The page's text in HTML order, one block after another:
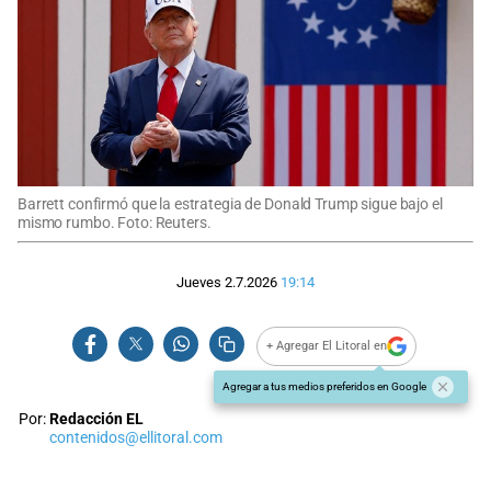
Barrett confirmó que la estrategia de Donald Trump sigue bajo el
mismo rumbo. Foto: Reuters.
Jueves 2.7.2026 19:14
+ Agregar El Litoral en
Agregar a tus medios preferidos en Google
Por:Redacción EL
contenidos@ellitoral.com